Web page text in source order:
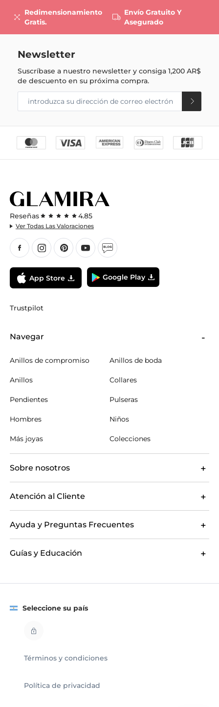
Redimensionamiento
Gratis.
Envío Gratuito Y
Asegurado
Newsletter
Suscríbase a nuestro newsletter y consiga1,200 AR$
de descuento en su próxima compra.
Reseñas 4.85
Ver Todas Las Valoraciones
App Store Google Play
Trustpilot
Navegar
Anillos de compromiso Anillos de boda
Anillos Collares
Pendientes Pulseras
Hombres Niños
Más joyas Colecciones
Sobre nosotros
Atención al Cliente
Ayuda y Preguntas Frecuentes
Guías y Educación
Seleccione su país
Términos y condiciones
Política de privacidad